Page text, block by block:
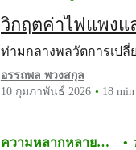
วิกฤตค่าไฟแพงแ
ท่ามกลางพลวัตการเปลี่
อรรถพล พวงสกุล
10 กุมภาพันธ์ 2026
18 min
ความหลากหลาย